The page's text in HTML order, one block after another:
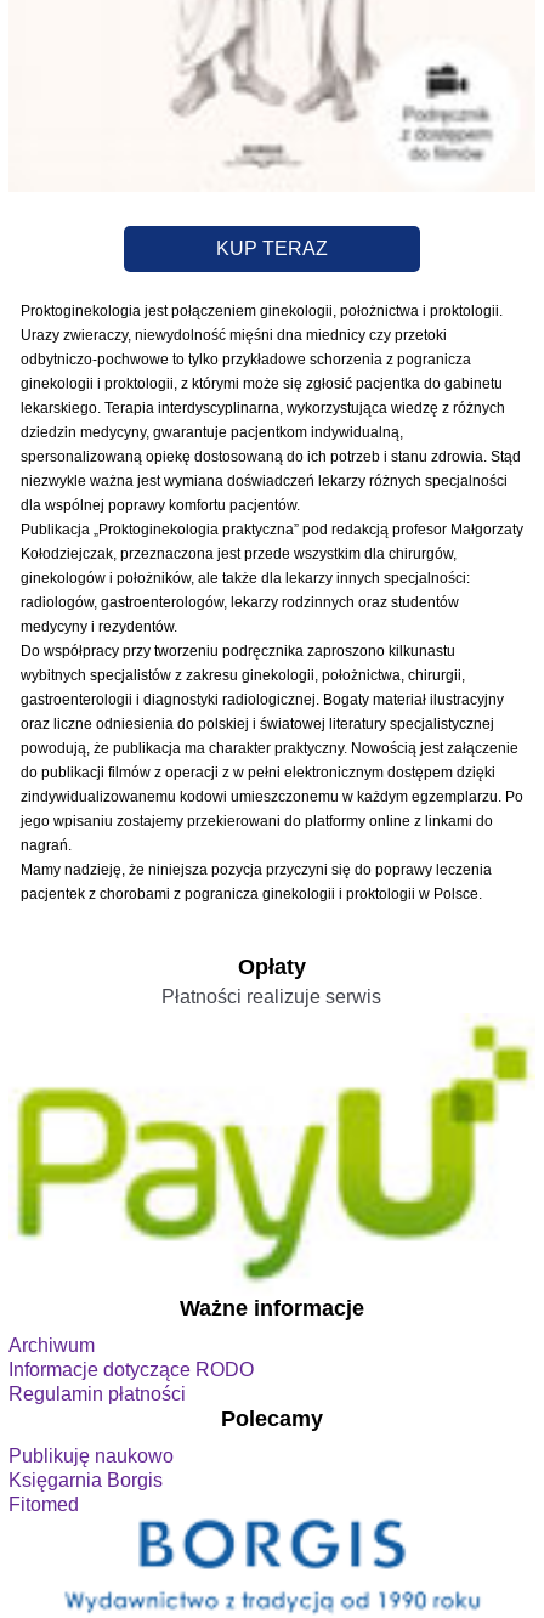
KUP TERAZ
Proktoginekologia jest połączeniem ginekologii, położnictwa i proktologii.
Urazy zwieraczy, niewydolność mięśni dna miednicy czy przetoki
odbytniczo-pochwowe to tylko przykładowe schorzenia z pogranicza
ginekologii i proktologii, z którymi może się zgłosić pacjentka do gabinetu
lekarskiego. Terapia interdyscyplinarna, wykorzystująca wiedzę z różnych
dziedzin medycyny, gwarantuje pacjentkom indywidualną,
spersonalizowaną opiekę dostosowaną do ich potrzeb i stanu zdrowia. Stąd
niezwykle ważna jest wymiana doświadczeń lekarzy różnych specjalności
dla wspólnej poprawy komfortu pacjentów.
Publikacja „Proktoginekologia praktyczna” pod redakcją profesor Małgorzaty
Kołodziejczak, przeznaczona jest przede wszystkim dla chirurgów,
ginekologów i położników, ale także dla lekarzy innych specjalności:
radiologów, gastroenterologów, lekarzy rodzinnych oraz studentów
medycyny i rezydentów.
Do współpracy przy tworzeniu podręcznika zaproszono kilkunastu
wybitnych specjalistów z zakresu ginekologii, położnictwa, chirurgii,
gastroenterologii i diagnostyki radiologicznej. Bogaty materiał ilustracyjny
oraz liczne odniesienia do polskiej i światowej literatury specjalistycznej
powodują, że publikacja ma charakter praktyczny. Nowością jest załączenie
do publikacji filmów z operacji z w pełni elektronicznym dostępem dzięki
zindywidualizowanemu kodowi umieszczonemu w każdym egzemplarzu. Po
jego wpisaniu zostajemy przekierowani do platformy online z linkami do
nagrań.
Mamy nadzieję, że niniejsza pozycja przyczyni się do poprawy leczenia
pacjentek z chorobami z pogranicza ginekologii i proktologii w Polsce.
Opłaty
Płatności realizuje serwis
Ważne informacje
Archiwum
Informacje dotyczące RODO
Regulamin płatności
Polecamy
Publikuję naukowo
Księgarnia Borgis
Fitomed